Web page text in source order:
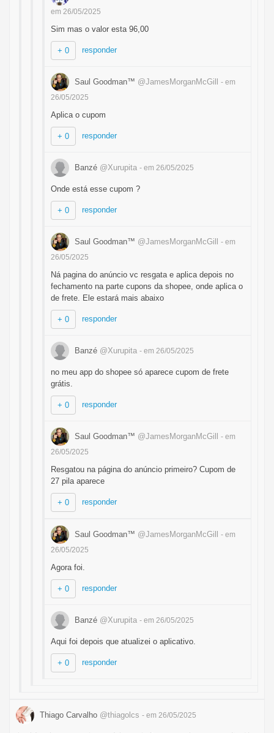
em 26/05/2025
Sim mas o valor esta 96,00
+ 0 responder
Saul Goodman™ @JamesMorganMcGill - em
26/05/2025
Aplica o cupom
+ 0 responder
Banzé @Xurupita - em 26/05/2025
Onde está esse cupom ?
+ 0 responder
Saul Goodman™ @JamesMorganMcGill - em
26/05/2025
Ná pagina do anúncio vc resgata e aplica depois no
fechamento na parte cupons da shopee, onde aplica o
de frete. Ele estará mais abaixo
+ 0 responder
Banzé @Xurupita - em 26/05/2025
no meu app do shopee só aparece cupom de frete
grátis.
+ 0 responder
Saul Goodman™ @JamesMorganMcGill - em
26/05/2025
Resgatou na página do anúncio primeiro? Cupom de
27 pila aparece
+ 0 responder
Saul Goodman™ @JamesMorganMcGill - em
26/05/2025
Agora foi.
+ 0 responder
Banzé @Xurupita - em 26/05/2025
Aqui foi depois que atualizei o aplicativo.
+ 0 responder
Thiago Carvalho @thiagolcs - em 26/05/2025